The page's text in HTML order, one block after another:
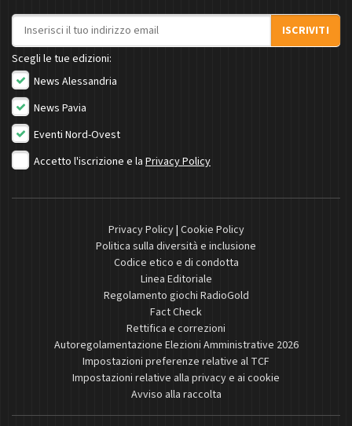
Indirizzo email
ISCRIVITI
Scegli le tue edizioni:
News Alessandria
News Pavia
Eventi Nord-Ovest
Accetto l'iscrizione e la Privacy Policy
Privacy Policy| Cookie Policy
Politica sulla diversità e inclusione
Codice etico e di condotta
Linea Editoriale
Regolamento giochi RadioGold
Fact Check
Rettifica e correzioni
Autoregolamentazione Elezioni Amministrative 2026
Impostazioni preferenze relative al TCF
Impostazioni relative alla privacy e ai cookie
Avviso alla raccolta